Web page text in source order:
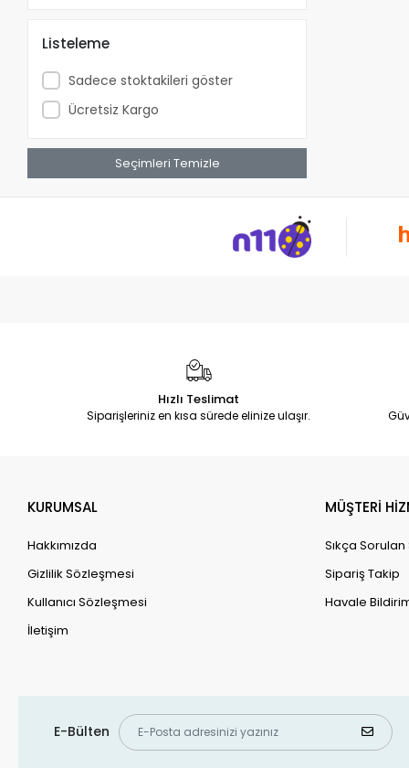
Kirschen
Kitchenox
Kırmızı Kedi Yayinevi
Makita
Metaltex
Metis Yayınları
Mimoza Bitki Market
Miss Evita
Muhit Kitap
Mutlusan
Listeleme
Sadece stoktakileri göster
Ücretsiz Kargo
Seçimleri Temizle
Hızlı Teslimat
Siparişleriniz en kısa sürede elinize ulaşır.
KURUMSAL
Hakkımızda
Gizlilik Sözleşmesi
Kullanıcı Sözleşmesi
İletişim
MÜŞTERİ
Sıkça
Sipariş Takip
Havale
E-Bülten